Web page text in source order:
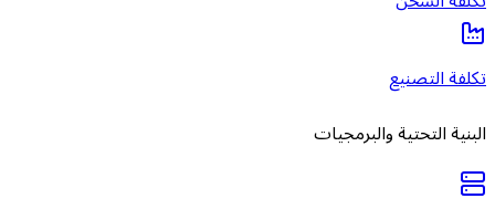
تكلفة التصنيع
البنية التحتية والبرمجيات